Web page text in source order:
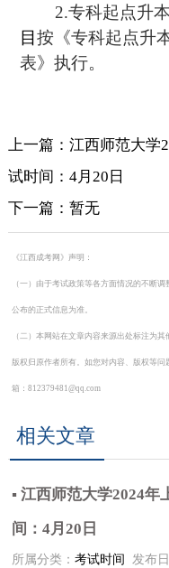
2.专科起点升
目按《专科起点升
表》执行。
上一篇：江西师范大学
试时间：4月20日
下一篇：暂无
《江西成考网》声明：
（一）由于考试政策等各方面情况的不断
公布的正式信息为准。
（二）本网站在文章内容来源出处标注为
版权归原作者所有。如您对内容、版权等
箱：812379481@qq.com
相关文章
▪ 江西师范大学2024
间：4月20日
所属分类：考试时间 发布